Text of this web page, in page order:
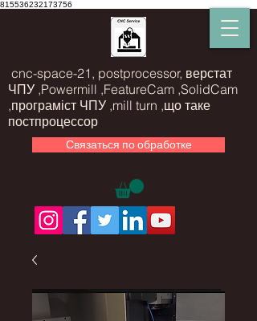
815536232173756
cnc-space-21, postprocessor, верстат
ЧПУ ,Powermill ,FeatureCam ,SolidCam
,програміст ЧПУ ,mill turn ,що таке
постпроцессор
Связаться по обработке